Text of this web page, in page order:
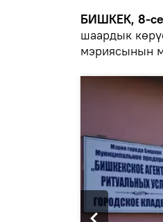
БИШКЕК, 8-
шаардык
мэриясынын